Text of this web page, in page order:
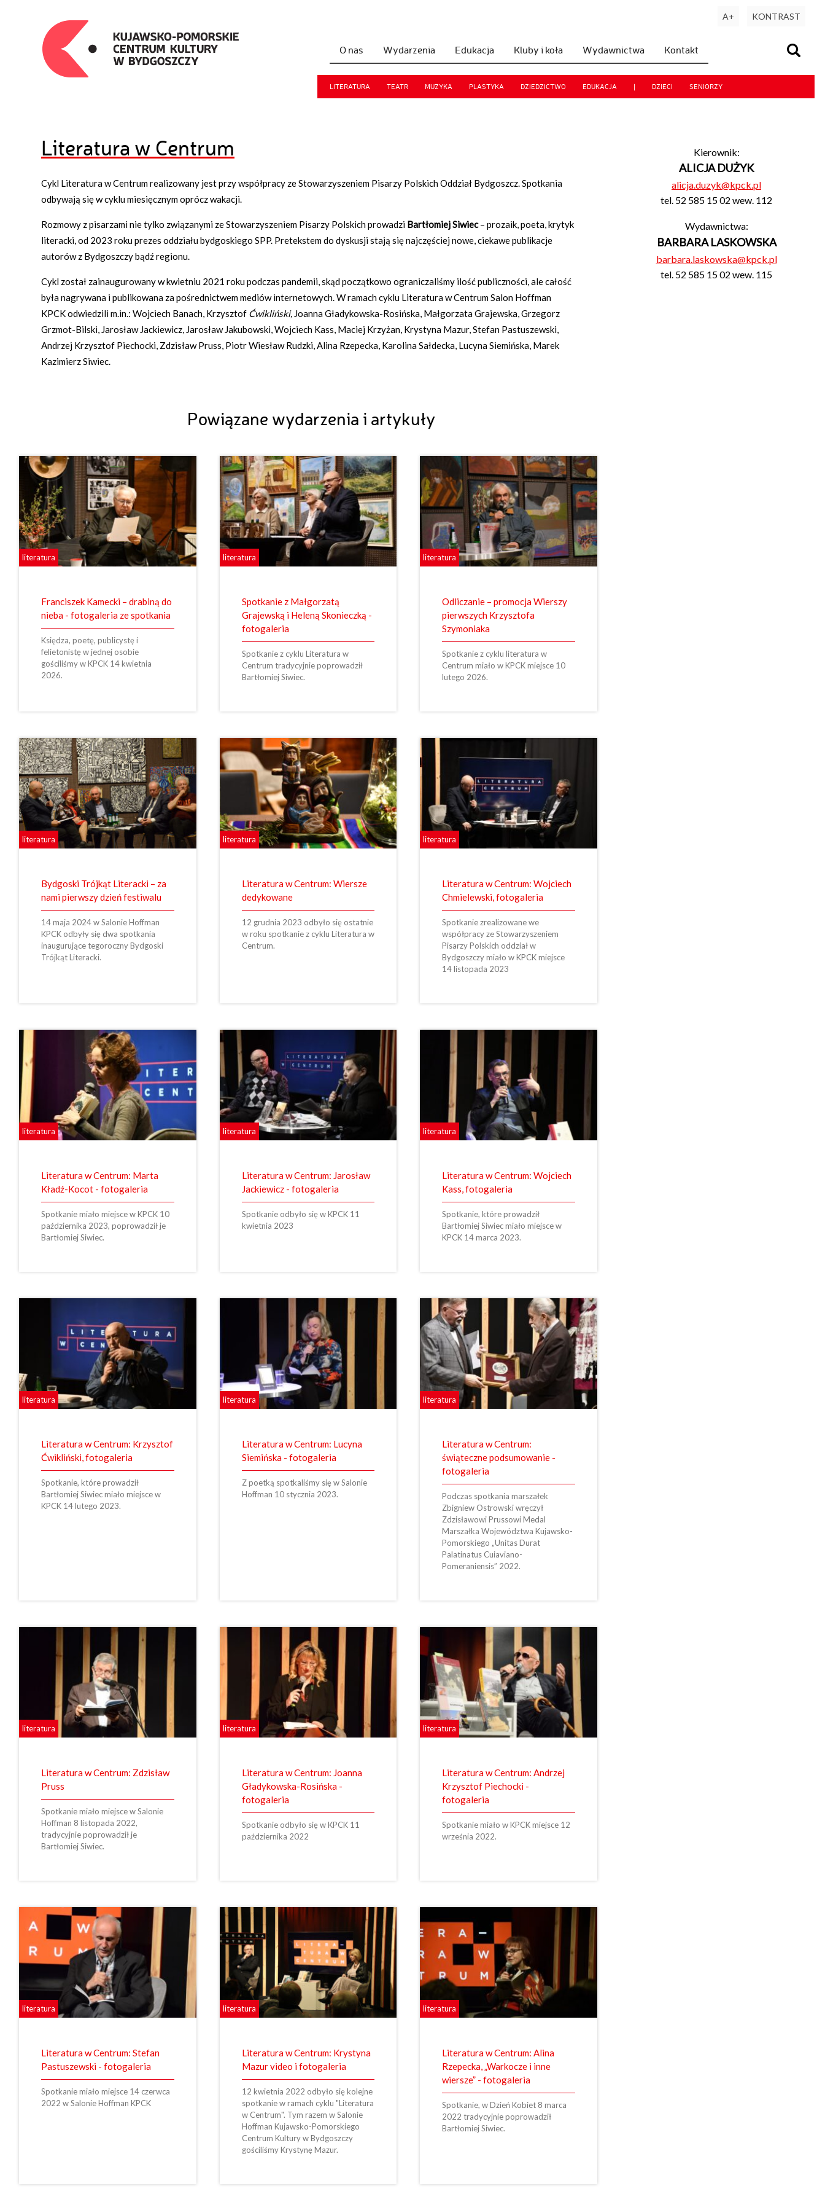
O nas Wydarzenia Edukacja Kluby i koła Wydawnictwa Kontakt
LITERATURA TEATR MUZYKA PLASTYKA DZIEDZICTWO EDUKACJA | DZIECI SENIORZY
A+ KONTRAST
Literatura w Centrum
Cykl Literatura w Centrum realizowany jest przy współpracy ze Stowarzyszeniem Pisarzy Polskich Oddział Bydgoszcz. Spotkania
odbywają się w cyklu miesięcznym oprócz wakacji.
Rozmowy z pisarzami nie tylko związanymi ze Stowarzyszeniem Pisarzy Polskich prowadzi Bartłomiej Siwiec– prozaik, poeta, krytyk
literacki, od 2023 roku prezes oddziału bydgoskiego SPP. Pretekstem do dyskusji stają się najczęściej nowe, ciekawe publikacje
autorów z Bydgoszczy bądź regionu.
Cykl został zainaugurowany w kwietniu 2021 roku podczas pandemii, skąd początkowo ograniczaliśmy ilość publiczności, ale całość
była nagrywana i publikowana za pośrednictwem mediów internetowych. W ramach cyklu Literatura w Centrum Salon Hoffman
KPCK odwiedzili m.in.: Wojciech Banach, Krzysztof Ćwikliński, Joanna Gładykowska-Rosińska, Małgorzata Grajewska, Grzegorz
Grzmot-Bilski, Jarosław Jackiewicz, Jarosław Jakubowski, Wojciech Kass, Maciej Krzyżan, Krystyna Mazur, Stefan Pastuszewski,
Andrzej Krzysztof Piechocki, Zdzisław Pruss, Piotr Wiesław Rudzki, Alina Rzepecka, Karolina Sałdecka, Lucyna Siemińska, Marek
Kazimierz Siwiec.
Powiązane wydarzenia i artykuły
literatura
Franciszek Kamecki – drabiną do
nieba - fotogaleria ze spotkania
Księdza, poetę, publicystę i
felietonistę w jednej osobie
gościliśmy w KPCK 14 kwietnia
2026.
literatura
Spotkanie z Małgorzatą
Grajewską i Heleną Skonieczką -
fotogaleria
Spotkanie z cyklu Literatura w
Centrum tradycyjnie poprowadził
Bartłomiej Siwiec.
literatura
Odliczanie – promocja Wierszy
pierwszych Krzysztofa
Szymoniaka
Spotkanie z cyklu literatura w
Centrum miało w KPCK miejsce 10
lutego 2026.
literatura
Bydgoski Trójkąt Literacki – za
nami pierwszy dzień festiwalu
14 maja 2024 w Salonie Hoffman
KPCK odbyły się dwa spotkania
inaugurujące tegoroczny Bydgoski
Trójkąt Literacki.
literatura
Literatura w Centrum: Wiersze
dedykowane
12 grudnia 2023 odbyło się ostatnie
w roku spotkanie z cyklu Literatura w
Centrum.
literatura
Literatura w Centrum: Wojciech
Chmielewski, fotogaleria
Spotkanie zrealizowane we
współpracy ze Stowarzyszeniem
Pisarzy Polskich oddział w
Bydgoszczy miało w KPCK miejsce
14 listopada 2023
literatura
Literatura w Centrum: Marta
Kładź-Kocot - fotogaleria
Spotkanie miało miejsce w KPCK 10
października 2023, poprowadził je
Bartłomiej Siwiec.
literatura
Literatura w Centrum: Jarosław
Jackiewicz - fotogaleria
Spotkanie odbyło się w KPCK 11
kwietnia 2023
literatura
Literatura w Centrum: Wojciech
Kass, fotogaleria
Spotkanie, które prowadził
Bartłomiej Siwiec miało miejsce w
KPCK 14 marca 2023.
literatura
Literatura w Centrum: Krzysztof
Ćwikliński, fotogaleria
Spotkanie, które prowadził
Bartłomiej Siwiec miało miejsce w
KPCK 14 lutego 2023.
literatura
Literatura w Centrum: Lucyna
Siemińska - fotogaleria
Z poetką spotkaliśmy się w Salonie
Hoffman 10 stycznia 2023.
literatura
Literatura w Centrum:
świąteczne podsumowanie -
fotogaleria
Podczas spotkania marszałek
Zbigniew Ostrowski wręczył
Zdzisławowi Prussowi Medal
Marszałka Województwa Kujawsko-
Pomorskiego „Unitas Durat
Palatinatus Cuiaviano-
Pomeraniensis” 2022.
literatura
Literatura w Centrum: Zdzisław
Pruss
Spotkanie miało miejsce w Salonie
Hoffman 8 listopada 2022,
tradycyjnie poprowadził je
Bartłomiej Siwiec.
literatura
Literatura w Centrum: Joanna
Gładykowska-Rosińska -
fotogaleria
Spotkanie odbyło się w KPCK 11
października 2022
literatura
Literatura w Centrum: Andrzej
Krzysztof Piechocki -
fotogaleria
Spotkanie miało w KPCK miejsce 12
września 2022.
literatura
Literatura w Centrum: Stefan
Pastuszewski - fotogaleria
Spotkanie miało miejsce 14 czerwca
2022 w Salonie Hoffman KPCK
literatura
Literatura w Centrum: Krystyna
Mazur video i fotogaleria
12 kwietnia 2022 odbyło się kolejne
spotkanie w ramach cyklu "Literatura
w Centrum". Tym razem w Salonie
Hoffman Kujawsko-Pomorskiego
Centrum Kultury w Bydgoszczy
gościliśmy Krystynę Mazur.
literatura
Literatura w Centrum: Alina
Rzepecka, „Warkocze i inne
wiersze” - fotogaleria
Spotkanie, w Dzień Kobiet 8 marca
2022 tradycyjnie poprowadził
Bartłomiej Siwiec.
Kierownik:
ALICJA DUŻYK
alicja.duzyk@kpck.pl
tel. 52 585 15 02 wew. 112
Wydawnictwa:
BARBARA LASKOWSKA
barbara.laskowska@kpck.pl
tel. 52 585 15 02 wew. 115